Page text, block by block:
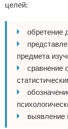
целей:
обретение
предмета
сравнение
выявление